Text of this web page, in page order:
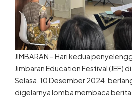
JIMBARAN – Hari kedua
Jimbaran Education Festival (JEF)
Selasa, 10 Desember 2024,
digelarnya lomba membaca berita